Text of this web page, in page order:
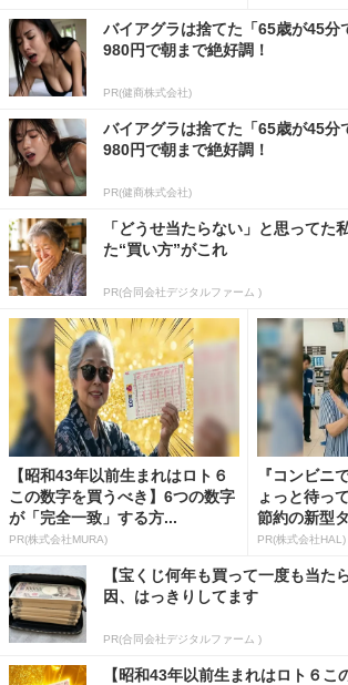
バイアグラは捨てた「65歳が45分
980円で朝まで絶好調！
PR(健商株式会社)
バイアグラは捨てた「65歳が45分
980円で朝まで絶好調！
PR(健商株式会社)
「どうせ当たらない」と思ってた
た“買い方”がこれ
PR(合同会社デジタルファーム )
【昭和43年以前生まれはロト６
この数字を買うべき】6つの数字
が「完全一致」する方...
PR(株式会社MURA)
『コンビニ
ょっと待っ
節約の新型
PR(株式会社HAL)
【宝くじ何年も買って一度も当た
因、はっきりしてます
PR(合同会社デジタルファーム )
【昭和43年以前生まれはロト６こ